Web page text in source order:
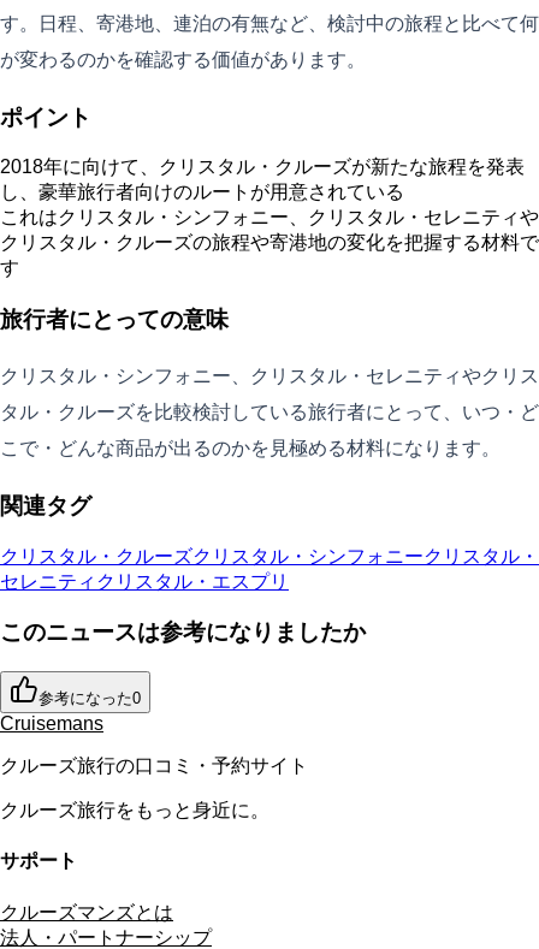
す。日程、寄港地、連泊の有無など、検討中の旅程と比べて何
が変わるのかを確認する価値があります。
ポイント
2018年に向けて、クリスタル・クルーズが新たな旅程を発表
し、豪華旅行者向けのルートが用意されている
これはクリスタル・シンフォニー、クリスタル・セレニティや
クリスタル・クルーズの旅程や寄港地の変化を把握する材料で
す
旅行者にとっての意味
クリスタル・シンフォニー、クリスタル・セレニティやクリス
タル・クルーズを比較検討している旅行者にとって、いつ・ど
こで・どんな商品が出るのかを見極める材料になります。
関連タグ
クリスタル・クルーズクリスタル・シンフォニークリスタル・
セレニティ クリスタル・エスプリ
このニュースは参考になりましたか
参考になった0
Cruisemans
クルーズ旅行の口コミ・予約サイト
クルーズ旅行をもっと身近に。
サポート
クルーズマンズとは
法人・パートナーシップ